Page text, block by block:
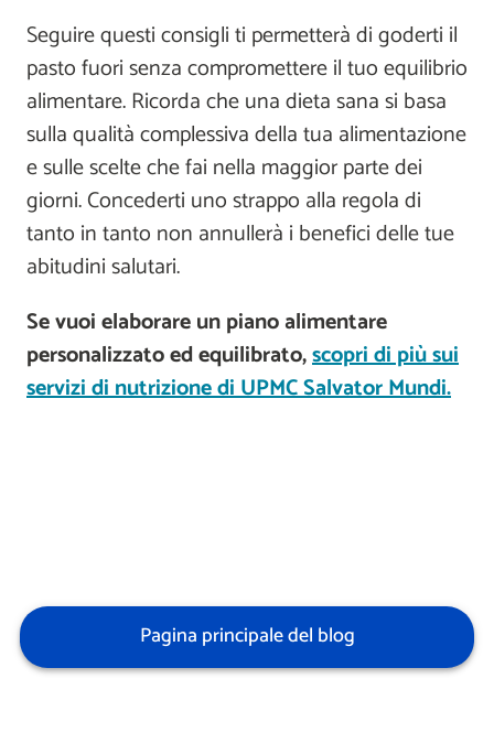
Seguire questi consigli ti permetterà di goderti il
pasto fuori senza compromettere il tuo equilibrio
alimentare. Ricorda che una dieta sana si basa
sulla qualità complessiva della tua alimentazione
e sulle scelte che fai nella maggior parte dei
giorni. Concederti uno strappo alla regola di
tanto in tanto non annullerà i benefici delle tue
abitudini salutari.
Se vuoi elaborare un piano alimentare
personalizzato ed equilibrato,scopri di più sui
servizi di nutrizione di UPMC Salvator Mundi.
Pagina principale del blog